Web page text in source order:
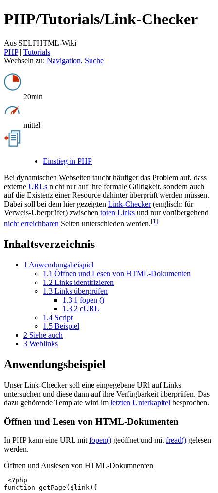
PHP/Tutorials/Link-Checker
Aus SELFHTML-Wiki
PHP‎ | Tutorials
Wechseln zu: Navigation, Suche
20min
mittel
Einstieg in PHP
Bei dynamischen Webseiten taucht häufiger das Problem auf, dass
externe URLs nicht nur auf ihre formale Gültigkeit, sondern auch
auf die Existenz einer Resource dahinter überprüft werden müssen.
Dabei soll bei dem hier gezeigten Link-Checker(englisch: für
Verweis-Überprüfer) zwischen toten Links und nur vorübergehend
nicht erreichbaren Seiten unterschieden werden.[1 ]
Inhaltsverzeichnis
1 Anwendungsbeispiel
1.1 Öffnen und Lesen von HTML-Dokumenten
1.2 Links identifizieren
1.3 Links überprüfen
1.3.1 fopen ()
1.3.2 cURL
1.4 Script
1.5 Beispiel
2 Siehe auch
3 Weblinks
Anwendungsbeispiel
Unser Link-Checker soll eine eingegebene URl auf Links
untersuchen und diese dann auf ihre Verfügbarkeit überprüfen. Das
dazu gehörende Template wird im letzten Unterkapitel besprochen.
Öffnen und Lesen von HTML-Dokumenten
In PHP kann eine URL mit fopen() geöffnet und mit fread() gelesen
werden.
Öffnen und Auslesen von HTML-Dokumnenten
<?php
function getPage ( $link){